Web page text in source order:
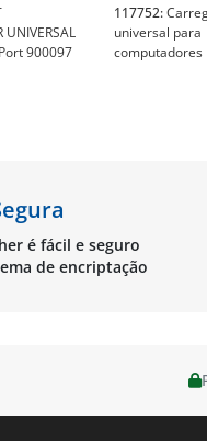
UNIVERSAL
900097
117752:
universal para
computadores
é fácil e seguro
de encriptação